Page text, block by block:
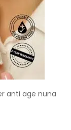
anti age nuna